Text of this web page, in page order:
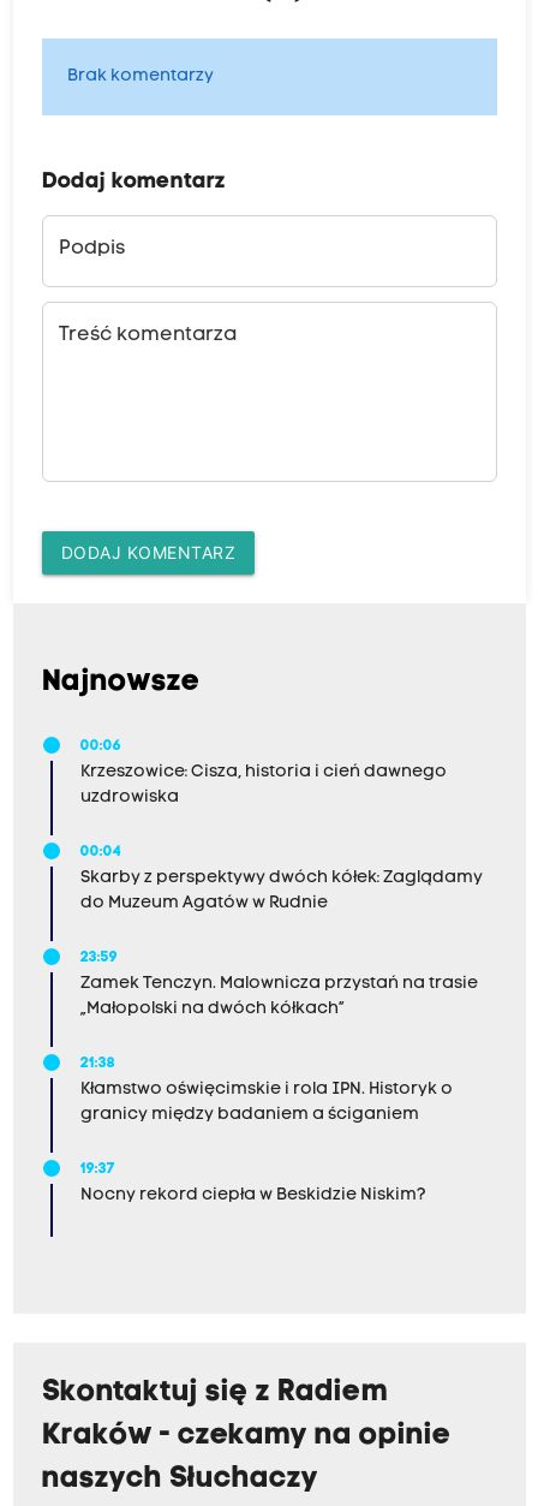
Brak komentarzy
Dodaj komentarz
Podpis
Treść komentarza
DODAJ KOMENTARZ
Najnowsze
00:06
Krzeszowice: Cisza, historia i cień dawnego
uzdrowiska
00:04
Skarby z perspektywy dwóch kółek: Zaglądamy
do Muzeum Agatów w Rudnie
23:59
Zamek Tenczyn. Malownicza przystań na trasie
„Małopolski na dwóch kółkach”
21:38
Kłamstwo oświęcimskie i rola IPN. Historyk o
granicy między badaniem a ściganiem
19:37
Nocny rekord ciepła w Beskidzie Niskim?
Skontaktuj się z Radiem
Kraków - czekamy na opinie
naszych Słuchaczy